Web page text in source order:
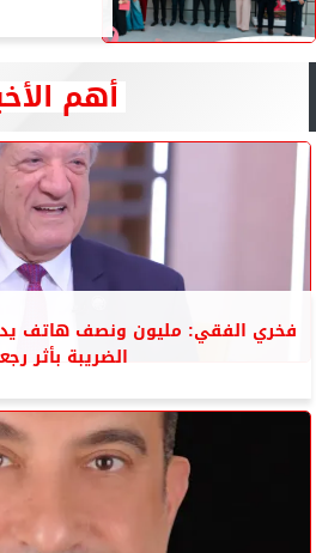
أهم
فخري الفقي: مليون ونصف هاتف
الضريبة بأثر